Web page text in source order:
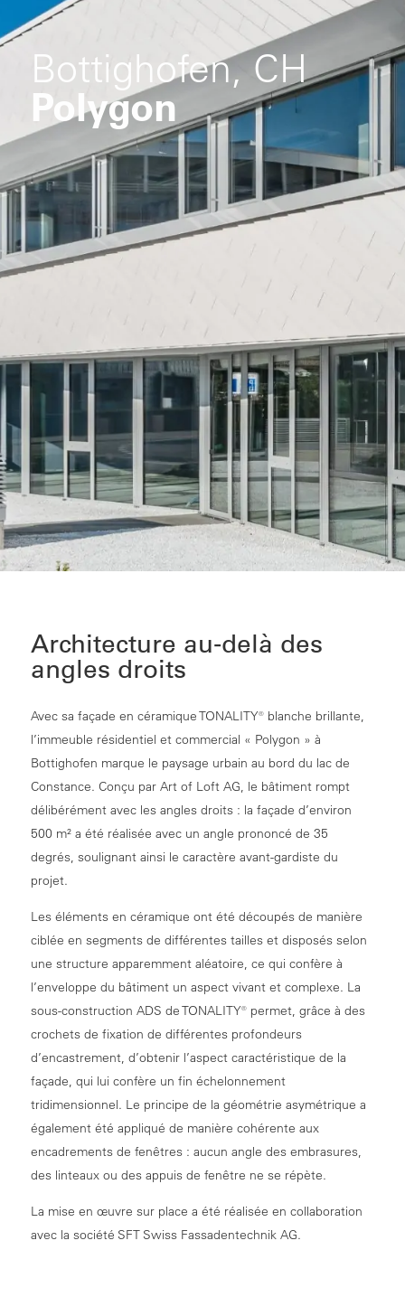
Bottighofen, CH
Polygon
Architecture au‑delà des
angles droits
Avec sa façade en céramique TONALITY® blanche brillante,
l’immeuble résidentiel et commercial « Polygon » à
Bottighofen marque le paysage urbain au bord du lac de
Constance. Conçu par Art of Loft AG, le bâtiment rompt
délibérément avec les angles droits : la façade d’environ
500 m² a été réalisée avec un angle prononcé de 35
degrés, soulignant ainsi le caractère avant-gardiste du
projet.
Les éléments en céramique ont été découpés de manière
ciblée en segments de différentes tailles et disposés selon
une structure apparemment aléatoire, ce qui confère à
l’enveloppe du bâtiment un aspect vivant et complexe. La
sous-construction ADS de TONALITY® permet, grâce à des
crochets de fixation de différentes profondeurs
d’encastrement, d’obtenir l’aspect caractéristique de la
façade, qui lui confère un fin échelonnement
tridimensionnel. Le principe de la géométrie asymétrique a
également été appliqué de manière cohérente aux
encadrements de fenêtres : aucun angle des embrasures,
des linteaux ou des appuis de fenêtre ne se répète.
La mise en œuvre sur place a été réalisée en collaboration
avec la société SFT Swiss Fassadentechnik AG.